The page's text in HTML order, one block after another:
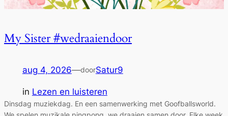
My Sister #wedraaiendoor
aug 4, 2026—doorSatur9
in Lezen en luisteren
Dinsdag muziekdag. En een samenwerking met Goofballsworld.